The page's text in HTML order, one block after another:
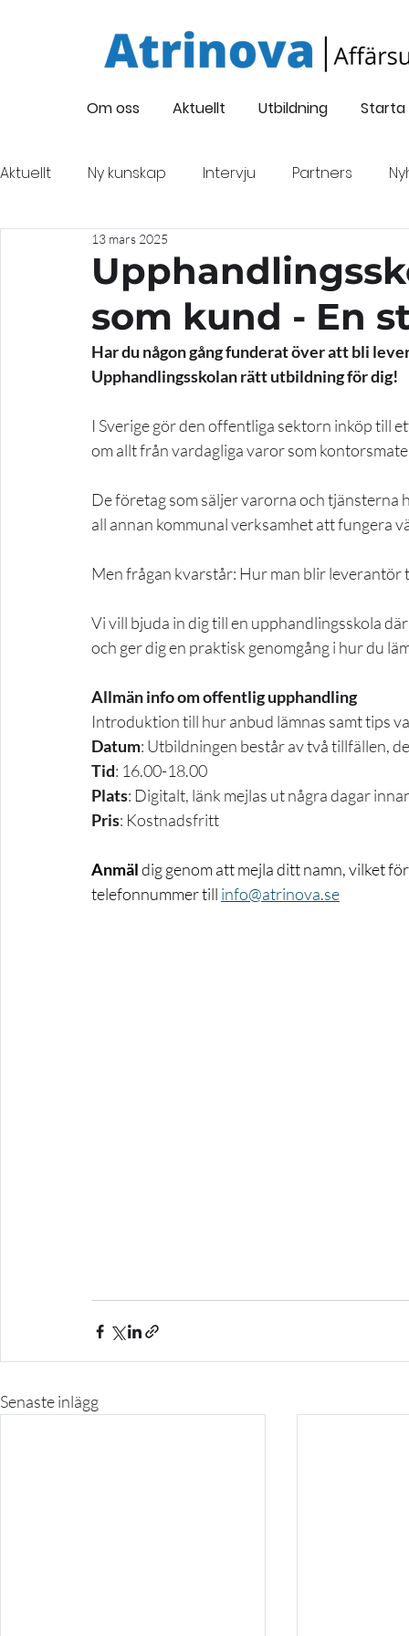
Om oss Aktuellt Utbildning
Aktuellt Ny kunskap Intervju Partners
Företagsintervju
Finansiering Evenemang
som kund - En
13 mars 2025
Har du någon gång funderat över att bli
Upphandlingsskolan rätt utbildning för dig!
I Sverige gör den offentliga sektorn inköp till
om allt från vardagliga varor som
De företag som säljer varorna och tjänsterna
all annan kommunal verksamhet att fungera
Men frågan kvarstår: Hur man blir leverantör
Vi vill bjuda in dig till en upphandlingsskola
och ger dig en praktisk genomgång i hur du
Allmän info om offentlig upphandling
Introduktion till hur anbud lämnas samt tips
Datum: Utbildningen består av två tillfällen,
Tid: 16.00-18.00
Plats: Digitalt, länk mejlas ut några dagar
Pris: Kostnadsfritt
Anmäl dig genom att mejla ditt namn, vilket
telefonnummer till info@atrinova.se
Senaste inlägg